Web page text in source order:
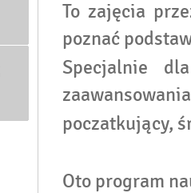
To zajęcia
poznać
Specjalnie
poczatkujący,
Oto program